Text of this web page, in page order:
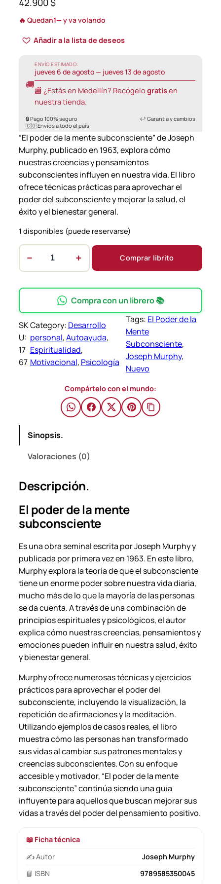
🔥 Quedan1— y va volando
Añadir a la lista de deseos
🚚
ENVÍO ESTIMADO:
jueves 6 de agosto — jueves 13 de agosto
🏬 ¿Estás en Medellín? Recógelo gratisen
nuestra tienda.
🔒 Pago 100% seguro
↩️ Garantía y cambios
🇨🇴 Envíos a todo el país
“El poder de la mente subconsciente” de Joseph
Murphy, publicado en 1963, explora cómo
nuestras creencias y pensamientos
subconscientes influyen en nuestra vida. El libro
ofrece técnicas prácticas para aprovechar el
poder del subconsciente y mejorar la salud, el
éxito y el bienestar general.
1 disponibles (puede reservarse)
p
d
e
r
d
e
n
e
b
o
n
c
i
e
n
t
e
–
J
o
s
p
h
M
u
r
p
h
y
.
c
a
n
− + Comprar librito
Compra con un librero 📚
SK
U:
17
67
Category: Desarrollo
personal, Autoayuda
Espiritualidad
Motivacional, Psicología
Tags: El Poder de la
Mente
Subconsciente
Joseph Murphy
Nuevo
Compártelo con el mundo:
Sinopsis.
Valoraciones (0)
Descripción.
El poder de la mente
subconsciente
Es una obra seminal escrita por Joseph Murphy y
publicada por primera vez en 1963. En este libro,
Murphy explora la teoría de que el subconsciente
tiene un enorme poder sobre nuestra vida diaria,
mucho más de lo que la mayoría de las personas
se da cuenta. A través de una combinación de
principios espirituales y psicológicos, el autor
explica cómo nuestras creencias, pensamientos y
emociones pueden influir en nuestra salud, éxito
y bienestar general.
Murphy ofrece numerosas técnicas y ejercicios
prácticos para aprovechar el poder del
subconsciente, incluyendo la visualización, la
repetición de afirmaciones y la meditación.
Utilizando ejemplos de casos reales, el libro
muestra cómo las personas han transformado
sus vidas al cambiar sus patrones mentales y
creencias subconscientes. Con su enfoque
accesible y motivador, “El poder de la mente
subconsciente” continúa siendo una guía
influyente para aquellos que buscan mejorar sus
vidas a través del poder del pensamiento positivo.
📖 Ficha técnica
✍️ Autor
Joseph Murphy
📘 ISBN
9789585350045